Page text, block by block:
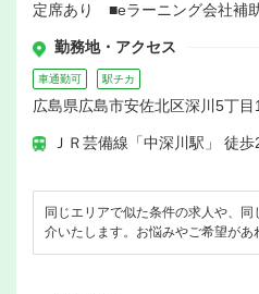
定席あり ■eラーニング会社補
勤務地・アクセス
車通勤可 駅チカ
広島県広島市安佐北区深川5丁目
ＪＲ芸備線「中深川駅」 徒歩
同じエリアで似た条件の求人や、
介いたします。お悩みやご希望が